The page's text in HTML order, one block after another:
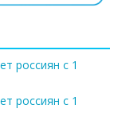
россиян с 1
россиян с 1